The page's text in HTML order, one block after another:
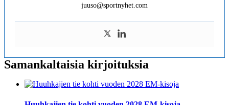
juuso@sportnyhet.com
Samankaltaisia kirjoituksia